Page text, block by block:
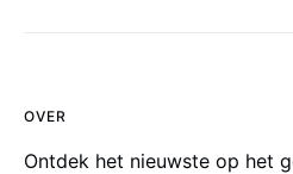
OVER
Ontdek het nieuwste op het